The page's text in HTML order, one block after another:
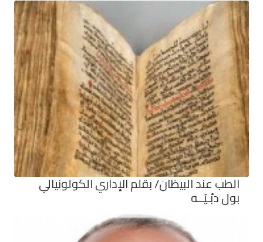
الطب عند البيظان/ بقلم الإداري الكولونيالي
بول دبْـيَــه